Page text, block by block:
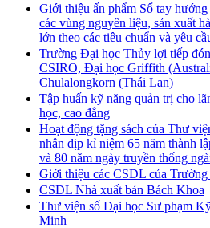
Giới thiệu ấn phẩm Sổ tay
các vùng nguyên liệu, sản xuất
lớn theo các tiêu chuẩn và yêu
Trường Đại học Thủy lợi tiếp
CSIRO, Đại học Griffith
Chulalongkorn (Thái Lan)
Tập huấn kỹ năng quản trị cho
học, cao đẳng
Hoạt động tặng sách của Thư
nhân dịp kỉ niệm 65 năm thành
và 80 năm ngày truyền thống
Giới thiệu các CSDL của
CSDL Nhà xuất bản Bách Khoa
Thư viện số Đại học Sư phạm
Minh